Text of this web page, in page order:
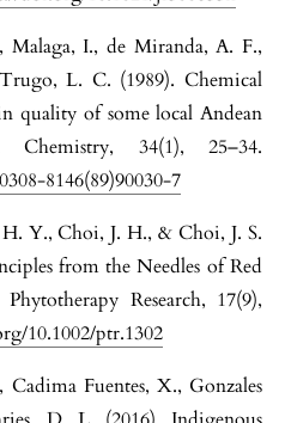
Malaga, I., de Miranda, A. F.,
L. C. (1989). Chemical
quality of some local Andean
Chemistry, 34(1), 25–34.
8146(89)90030-7
Y., Choi, J. H., & Choi, J. S.
from the Needles of Red
Research, 17(9),
10.1002/ptr.1302
Cadima Fuentes, X., Gonzales